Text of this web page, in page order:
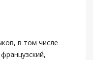
в том числе